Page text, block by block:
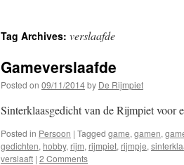
Tag Archives: verslaafde
Gameverslaafde
Posted on 09/11/2014by De Rijmpiet
Sinterklaasgedicht van de Rijmpiet voor
Posted in Persoon | Tagged game, gamen,
gedichten, hobby, rijm, rijmpiet, rijmpje,
verslaaft | 2 Comments